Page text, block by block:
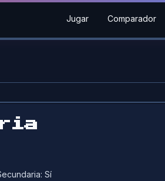
Jugar Comparador
Sí